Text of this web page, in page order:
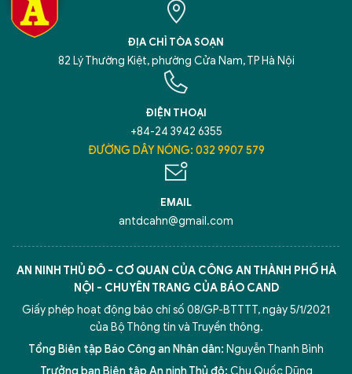
ĐỊA CHỈ TÒA SOẠN
82 Lý Thường Kiệt, phường Cửa Nam, TP Hà Nội
ĐIỆN THOẠI
+84-24 3942 6355
ĐƯỜNG DÂY NÓNG: 032 9907 579
EMAIL
antdcahn@gmail.com
AN NINH THỦ ĐÔ - CƠ QUAN CỦA CÔNG AN THÀNH PHỐ HÀ
NỘI - CHUYÊN TRANG CỦA BÁO CAND
Giấy phép hoạt động báo chí số 08/GP-BTTTT, ngày 5/1/2021
của Bộ Thông tin và Truyền thông.
Tổng Biên tập Báo Công an Nhân dân: Nguyễn Thanh Bình
Trưởng ban Biên tập An ninh Thủ đô: Chu Quốc Dũng